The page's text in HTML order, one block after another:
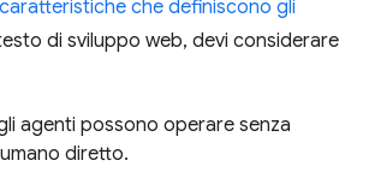
caratteristiche che definiscono gli
di sviluppo web, devi considerare
agenti possono operare senza
diretto.